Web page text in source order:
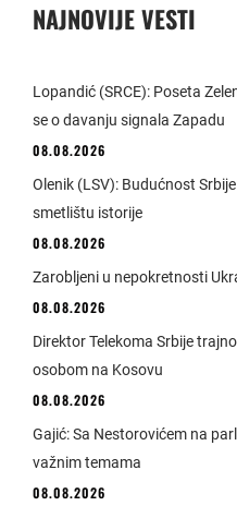
NAJNOVIJE VESTI
Lopandić (SRCE): Poseta
se o davanju signala Zapadu
08.08.2026
Olenik (LSV): Budućnost
smetlištu istorije
08.08.2026
Zarobljeni u nepokretnosti
08.08.2026
Direktor Telekoma Srbije
osobom na Kosovu
08.08.2026
Gajić: Sa Nestorovićem na
važnim temama
08.08.2026